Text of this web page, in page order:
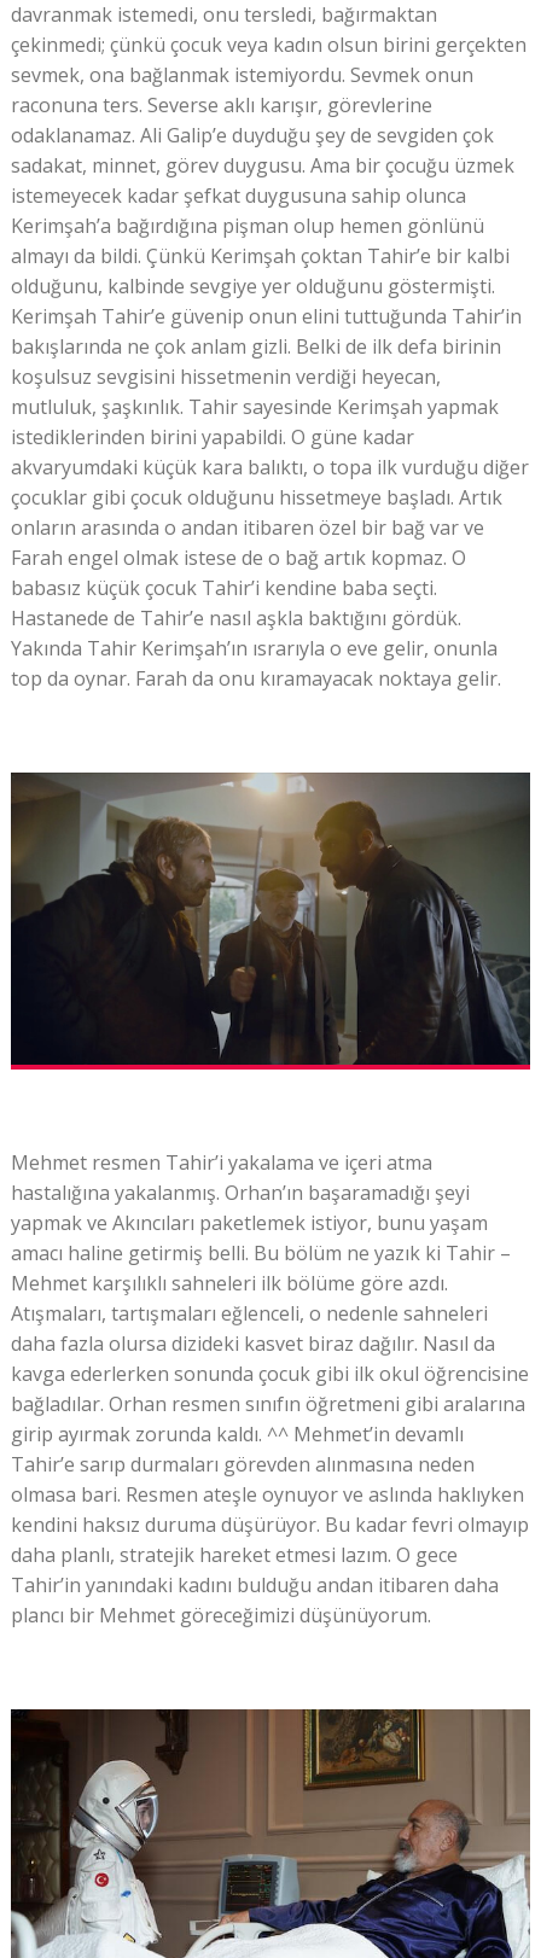
davranmak istemedi, onu tersledi, bağırmaktan
çekinmedi; çünkü çocuk veya kadın olsun birini gerçekten
sevmek, ona bağlanmak istemiyordu. Sevmek onun
raconuna ters. Severse aklı karışır, görevlerine
odaklanamaz. Ali Galip’e duyduğu şey de sevgiden çok
sadakat, minnet, görev duygusu. Ama bir çocuğu üzmek
istemeyecek kadar şefkat duygusuna sahip olunca
Kerimşah’a bağırdığına pişman olup hemen gönlünü
almayı da bildi. Çünkü Kerimşah çoktan Tahir’e bir kalbi
olduğunu, kalbinde sevgiye yer olduğunu göstermişti.
Kerimşah Tahir’e güvenip onun elini tuttuğunda Tahir’in
bakışlarında ne çok anlam gizli. Belki de ilk defa birinin
koşulsuz sevgisini hissetmenin verdiği heyecan,
mutluluk, şaşkınlık. Tahir sayesinde Kerimşah yapmak
istediklerinden birini yapabildi. O güne kadar
akvaryumdaki küçük kara balıktı, o topa ilk vurduğu diğer
çocuklar gibi çocuk olduğunu hissetmeye başladı. Artık
onların arasında o andan itibaren özel bir bağ var ve
Farah engel olmak istese de o bağ artık kopmaz. O
babasız küçük çocuk Tahir’i kendine baba seçti.
Hastanede de Tahir’e nasıl aşkla baktığını gördük.
Yakında Tahir Kerimşah’ın ısrarıyla o eve gelir, onunla
top da oynar. Farah da onu kıramayacak noktaya gelir.
Mehmet resmen Tahir’i yakalama ve içeri atma
hastalığına yakalanmış. Orhan’ın başaramadığı şeyi
yapmak ve Akıncıları paketlemek istiyor, bunu yaşam
amacı haline getirmiş belli. Bu bölüm ne yazık ki Tahir –
Mehmet karşılıklı sahneleri ilk bölüme göre azdı.
Atışmaları, tartışmaları eğlenceli, o nedenle sahneleri
daha fazla olursa dizideki kasvet biraz dağılır. Nasıl da
kavga ederlerken sonunda çocuk gibi ilk okul öğrencisine
bağladılar. Orhan resmen sınıfın öğretmeni gibi aralarına
girip ayırmak zorunda kaldı. ^^ Mehmet’in devamlı
Tahir’e sarıp durmaları görevden alınmasına neden
olmasa bari. Resmen ateşle oynuyor ve aslında haklıyken
kendini haksız duruma düşürüyor. Bu kadar fevri olmayıp
daha planlı, stratejik hareket etmesi lazım. O gece
Tahir’in yanındaki kadını bulduğu andan itibaren daha
plancı bir Mehmet göreceğimizi düşünüyorum.